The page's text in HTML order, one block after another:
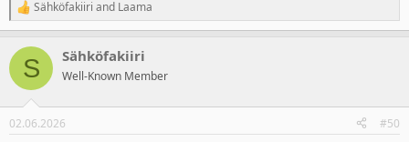
R
e
c
i
s
Sähköfakiiri and Laama
S Sähköfakiiri
Well-Known Member
02.06.2026 #50